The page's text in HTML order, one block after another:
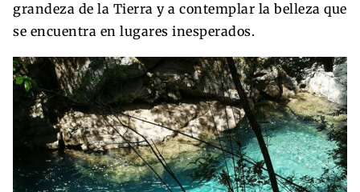
grandeza de la Tierra y a contemplar la belleza que
se encuentra en lugares inesperados.